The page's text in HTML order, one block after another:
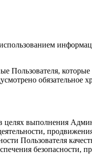
Пользователя,
выполнения
Пользователя
безопасности,